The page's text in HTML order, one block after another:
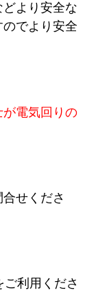
より安全な
でより安全
が電気回りの
せくださ
ご利用くださ